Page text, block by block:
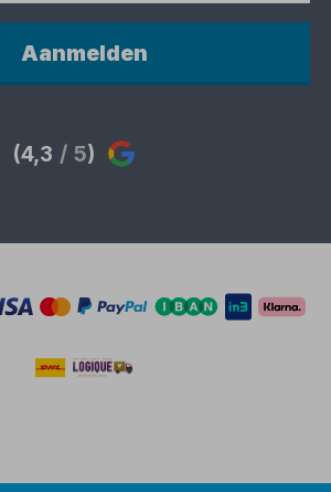
Aanmelden
(4,3 / 5)